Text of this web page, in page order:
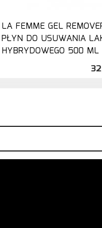
LA FEMME GEL
PŁYN DO USUWANIA
HYBRYDOWEGO 500 ML